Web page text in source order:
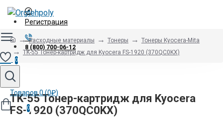
Регистрация
8 (800) 700-06-12
0
Товаров 0 (0₽)
0
Расходные материалы Тонеры
Тонеры Kyocera-Mita
TK-55 Тонер-картридж для Kyocera FS-1920 (370QC0KX)
TK-55 Тонер-картридж для Kyocera
FS-1920 (370QC0KX)